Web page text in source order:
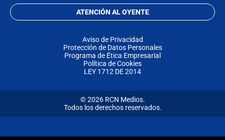
ATENCIÓN AL OYENTE
Aviso de Privacidad
Protección de Datos Personales
Programa de Ética Empresarial
Política de Cookies
LEY 1712 DE 2014
© 2026 RCN Medios.
Todos los derechos reservados.